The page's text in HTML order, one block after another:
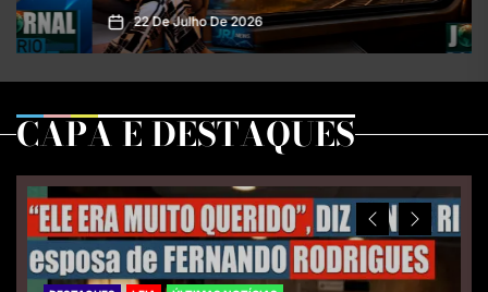
20 De Julho De 2026
CAPA E DESTAQUES
Previous
Slide
Next
Slide